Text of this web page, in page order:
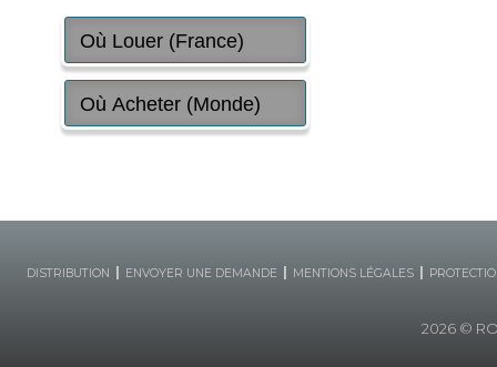
DISTRIBUTION ENVOYER UNE DEMANDE MENTIONS LÉGALES
2026©